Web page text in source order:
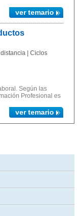
ver temario
| Ciclos
Según las
Profesional es
ver temario